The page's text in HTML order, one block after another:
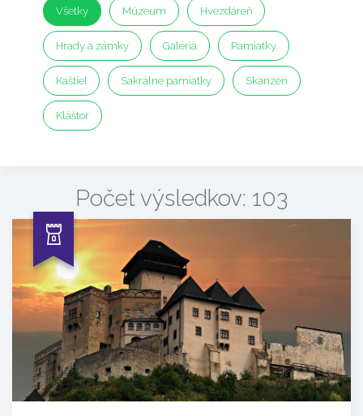
Všetky Múzeum Hvezdáreň
Hrady a zámky Galéria Pamiatky
Kaštieľ Sakrálne pamiatky Skanzen
Kláštor
Počet výsledkov: 103